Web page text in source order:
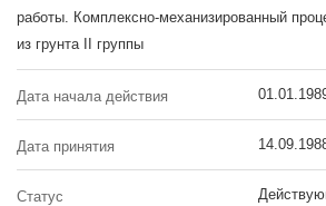
работы. Комплексно-механизированный
из грунта II группы
Дата начала действия
Дата принятия
Статус